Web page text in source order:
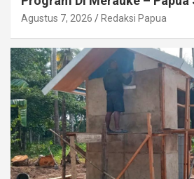
Agustus 7, 2026 Redaksi Papua